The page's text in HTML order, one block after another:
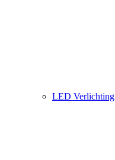
LED Verlichting